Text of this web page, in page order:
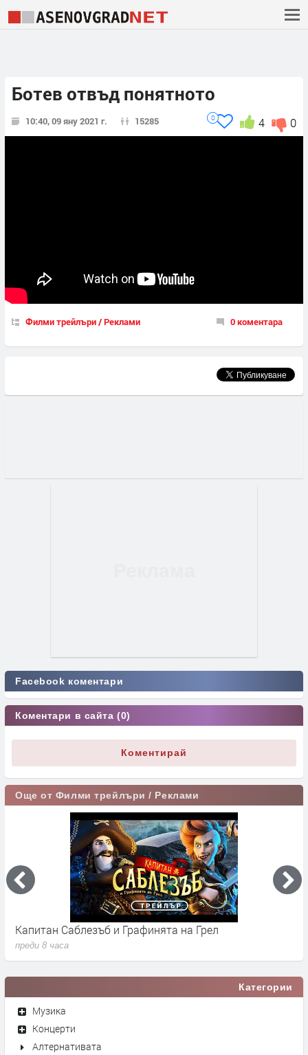
Ботев отвъд понятното
10:40, 09 яну 2021 г. 15285 0
4
0
Филми трейлъри / Реклами 0 коментара
Facebook коментари
Коментари в сайта (0)
Коментирай
Още от Филми трейлъри / Реклами
Капитан Саблезъб и Графинята на Грeл
преди 8 часа
Категории
Музика
Концерти
Алтернативата